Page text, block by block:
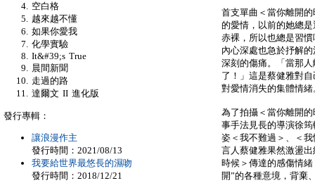
首支單曲＜當你離開
的愛情，以前的她總
赤裸，所以也總是習
內心深處也急於抒解
深刻的傷痛。「當那
了！」這是蔡健雅對
對愛情消失的集體情緒
為了拍攝＜當你離開
事手法見長的導演徐
姿＜我不難過＞、＜
言人蔡健雅果然激盪
時候＞傳達的感傷情
開”的各種意境，背棄
空白格
越來越不懂
如果你愛我
化學實驗
It&#39;s True
晨間新聞
走過的路
達爾文 II 進化版
發行專輯：
讓浪漫作主
發行時間：2021/08/13
我要給世界最悠長的濕吻
發行時間：2018/12/21